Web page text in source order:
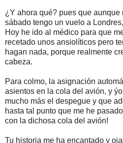
¿Y ahora qué? pues que aunque
sábado tengo un vuelo a
Hoy he ido al médico para que
recetado unos ansiolíticos pero
hagan nada, porque realmente
cabeza.
Para colmo, la asignación
asientos en la cola del avión, y
mucho más el despegue y que
hasta tal punto que me he
con la dichosa cola del avión!
Tu historia me ha encantado y